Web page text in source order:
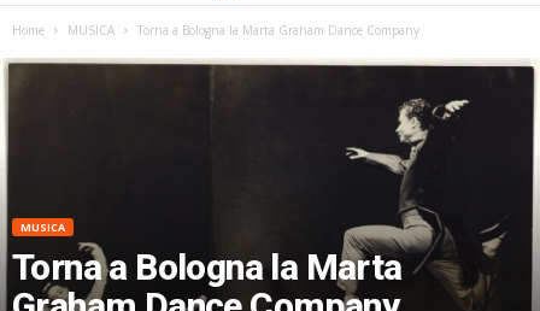
Home MUSICA Torna a Bologna la Marta Graham Dance Company
MUSICA
Torna a Bologna la Marta